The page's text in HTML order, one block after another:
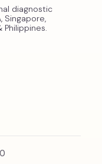
diagnostic
Singapore,
Philippines.